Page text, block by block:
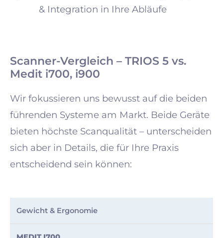
& Integration in Ihre Abläufe
Scanner-Vergleich – TRIOS 5 vs.
Medit i700, i900
Wir fokussieren uns bewusst auf die beiden
führenden Systeme am Markt. Beide Geräte
bieten höchste Scanqualität – unterscheiden
sich aber in Details, die für Ihre Praxis
entscheidend sein können:
Merkmal
Medit
i700
i900
TRIOS
Gewicht & Ergonomie